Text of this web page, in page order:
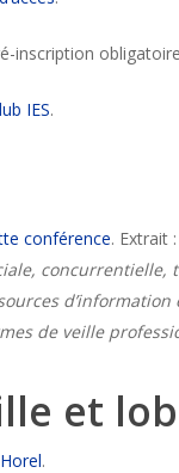
inscription
IES.
conférence. Extrait :
de veille
et
.